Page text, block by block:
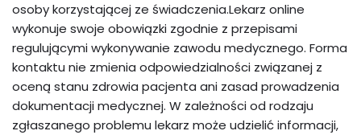
osoby korzystającej ze świadczenia.Lekarz online
wykonuje swoje obowiązki zgodnie z przepisami
regulującymi wykonywanie zawodu medycznego. Forma
kontaktu nie zmienia odpowiedzialności związanej z
oceną stanu zdrowia pacjenta ani zasad prowadzenia
dokumentacji medycznej. W zależności od rodzaju
zgłaszanego problemu lekarz może udzielić informacji,